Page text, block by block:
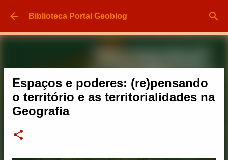
Pular para o conteúdo principal
Biblioteca Portal Geoblog
Espaços e poderes: (re)pensando
o território e as territorialidades na
Geografia